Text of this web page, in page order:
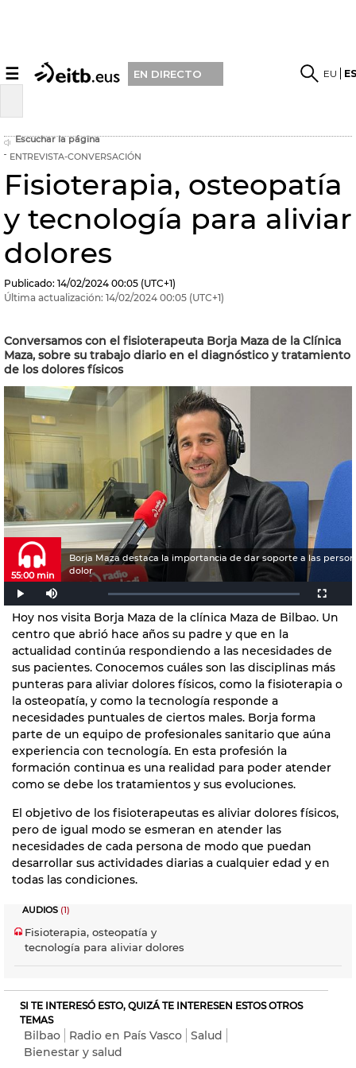
☰ EN DIRECTO EU
Escuchar la página
ENTREVISTA-CONVERSACIÓN
Fisioterapia, osteopatía
y tecnología para aliviar
dolores
Publicado: 14/02/2024 00:05 (UTC+1)
Última actualización: 14/02/2024 00:05 (UTC+1)
Conversamos con el fisioterapeuta Borja Maza de la Clínica
Maza, sobre su trabajo diario en el diagnóstico y tratamiento
de los dolores físicos
Borja Maza destaca la importancia de dar soporte a las
dolor
55:00 min
Hoy nos visita Borja Maza de la clínica Maza de Bilbao. Un
centro que abrió hace años su padre y que en la
actualidad continúa respondiendo a las necesidades de
sus pacientes. Conocemos cuáles son las disciplinas más
punteras para aliviar dolores físicos, como la fisioterapia o
la osteopatía, y como la tecnología responde a
necesidades puntuales de ciertos males. Borja forma
parte de un equipo de profesionales sanitario que aúna
experiencia con tecnología. En esta profesión la
formación continua es una realidad para poder atender
como se debe los tratamientos y sus evoluciones.
El objetivo de los fisioterapeutas es aliviar dolores físicos,
pero de igual modo se esmeran en atender las
necesidades de cada persona de modo que puedan
desarrollar sus actividades diarias a cualquier edad y en
todas las condiciones.
AUDIOS (1)
Fisioterapia, osteopatía y
tecnología para aliviar dolores
SI TE INTERESÓ ESTO, QUIZÁ TE INTERESEN ESTOS OTROS
TEMAS
Bilbao Radio en País Vasco
Salud
Bienestar y salud